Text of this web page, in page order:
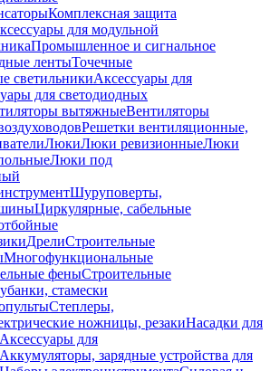
Комплексная защита
для модульной
Промышленное и сигнальное
лентыТочечные
светильникиАксессуары для
для светодиодных
вытяжныеВентиляторы
Решетки вентиляционные,
ЛюкиЛюки ревизионныеЛюки
Люки под
Шуруповерты,
Циркулярные, сабельные
ДрелиСтроительные
Многофункциональные
феныСтроительные
стамески
Степлеры,
ножницы, резакиНасадки для
Аксессуары для
Аккумуляторы, зарядные устройства для